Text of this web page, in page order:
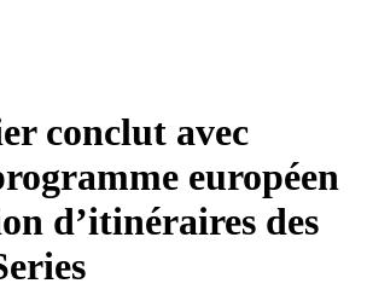
conclut avec
européen
d’itinéraires des